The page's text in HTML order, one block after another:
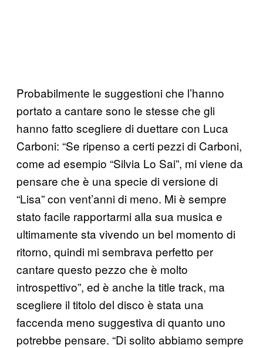
Probabilmente le suggestioni che l’hanno
portato a cantare sono le stesse che gli
hanno fatto scegliere di duettare con Luca
Carboni: “Se ripenso a certi pezzi di Carboni,
come ad esempio “Silvia Lo Sai”, mi viene da
pensare che è una specie di versione di
“Lisa” con vent’anni di meno. Mi è sempre
stato facile rapportarmi alla sua musica e
ultimamente sta vivendo un bel momento di
ritorno, quindi mi sembrava perfetto per
cantare questo pezzo che è molto
introspettivo”, ed è anche la title track, ma
scegliere il titolo del disco è stata una
faccenda meno suggestiva di quanto uno
potrebbe pensare. “Di solito abbiamo sempre